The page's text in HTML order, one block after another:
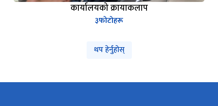
कार्यालयको क्रायाकलाप
३फोटोहरू
थप हेर्नुहोस्